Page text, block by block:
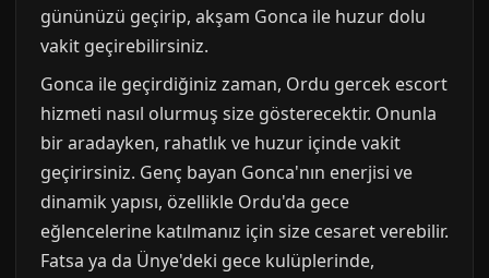
gününüzü geçirip, akşam Gonca ile huzur dolu
vakit geçirebilirsiniz.
Gonca ile geçirdiğiniz zaman, Ordu gercek escort
hizmeti nasıl olurmuş size gösterecektir. Onunla
bir aradayken, rahatlık ve huzur içinde vakit
geçirirsiniz. Genç bayan Gonca'nın enerjisi ve
dinamik yapısı, özellikle Ordu'da gece
eğlencelerine katılmanız için size cesaret verebilir.
Fatsa ya da Ünye'deki gece kulüplerinde,